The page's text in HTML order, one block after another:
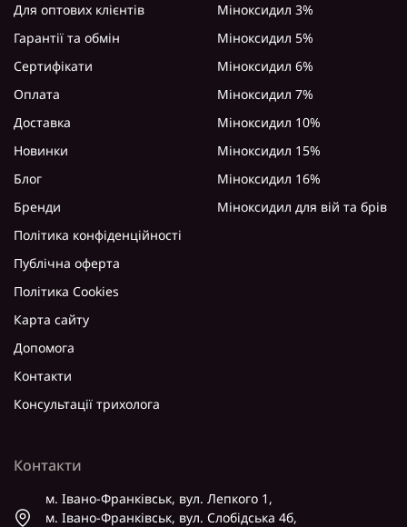
Для оптових клієнтів
Гарантії та обмін
Сертифікати
Оплата
Доставка
Новинки
Блог
Бренди
Політика конфіденційності
Публічна оферта
Політика Cookies
Карта сайту
Допомога
Контакти
Консультації трихолога
Міноксидил 3%
Міноксидил 5%
Міноксидил 6%
Міноксидил 7%
Міноксидил 10%
Міноксидил 15%
Міноксидил 16%
Міноксидил для вій та брів
Контакти
м. Івано-Франківськ, вул. Лепкого 1,
м. Івано-Франківськ, вул. Слобідська 4б,